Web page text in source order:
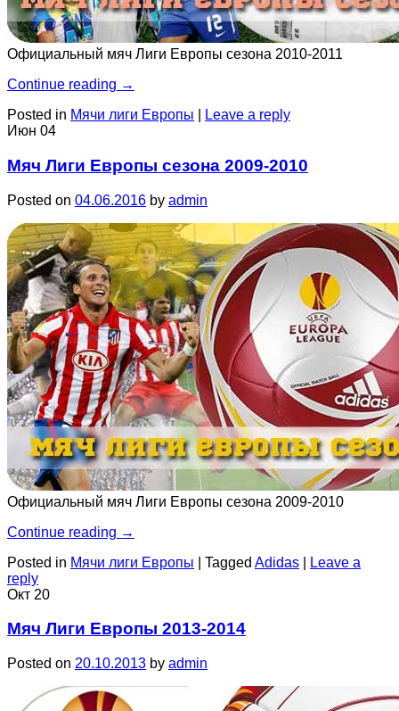
Официальный мяч Лиги Европы сезона 2010-2011
Continue reading →
Posted in Мячи лиги Европы
Leave a reply
Июн 04
Мяч Лиги Европы сезона 2009-2010
Posted on 04.06.2016 by admin
Официальный мяч Лиги Европы сезона 2009-2010
Continue reading →
Posted in Мячи лиги Европы Tagged Adidas
Leave a
reply
Окт 20
Мяч Лиги Европы 2013-2014
Posted on 20.10.2013 by admin